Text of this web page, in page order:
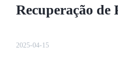
Futuros de USDT
Recuperação de
2025-04-15